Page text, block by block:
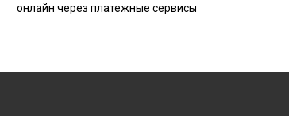
онлайн через платежные сервисы